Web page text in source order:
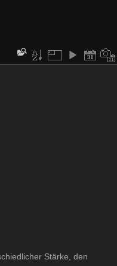
Stärke, den